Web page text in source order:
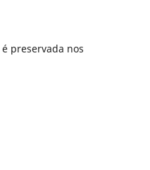
é preservada nos